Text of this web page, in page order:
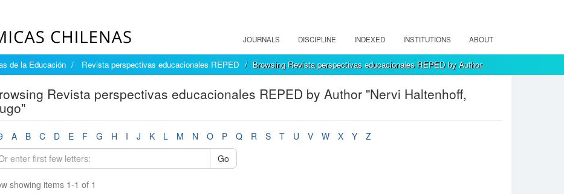
JOURNALS DISCIPLINE INDEXED INSTITUTIONS ABOUT
de la Educación Revista perspectivas educacionales REPED Browsing Revista perspectivas educacionales REPED by Author
Revista perspectivas educacionales REPED by Author "Nervi Haltenhoff,
A B C D E F G H I J K L M N O P Q R S T U V W X Y
Z
Go
showing items 1-1 of 1